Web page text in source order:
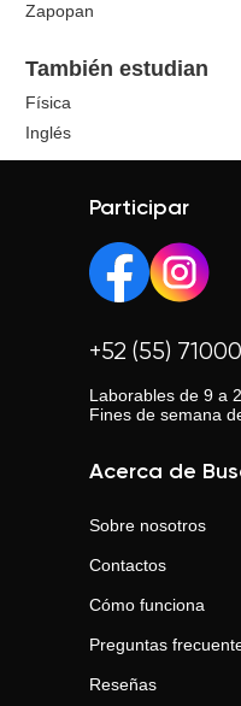
Zapopan
También estudian
Física
Inglés
Participar
+52 (55)
Laborables de 9 a
Fines de semana
Acerca de
Sobre nosotros
Contactos
Cómo funciona
Preguntas
Reseñas